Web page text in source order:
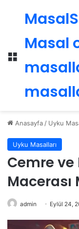
Menü
Masal
Anasayfa / Uyku
Uyku Masalları
Cemre ve
Macerası
admin Eylül 24,